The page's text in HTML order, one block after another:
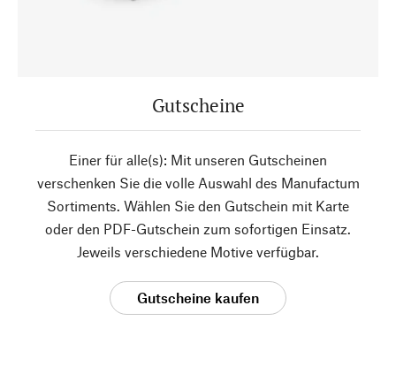
Gutscheine
Einer für alle(s): Mit unseren Gutscheinen
verschenken Sie die volle Auswahl des Manufactum
Sortiments. Wählen Sie den Gutschein mit Karte
oder den PDF-Gutschein zum sofortigen Einsatz.
Jeweils verschiedene Motive verfügbar.
Gutscheine kaufen